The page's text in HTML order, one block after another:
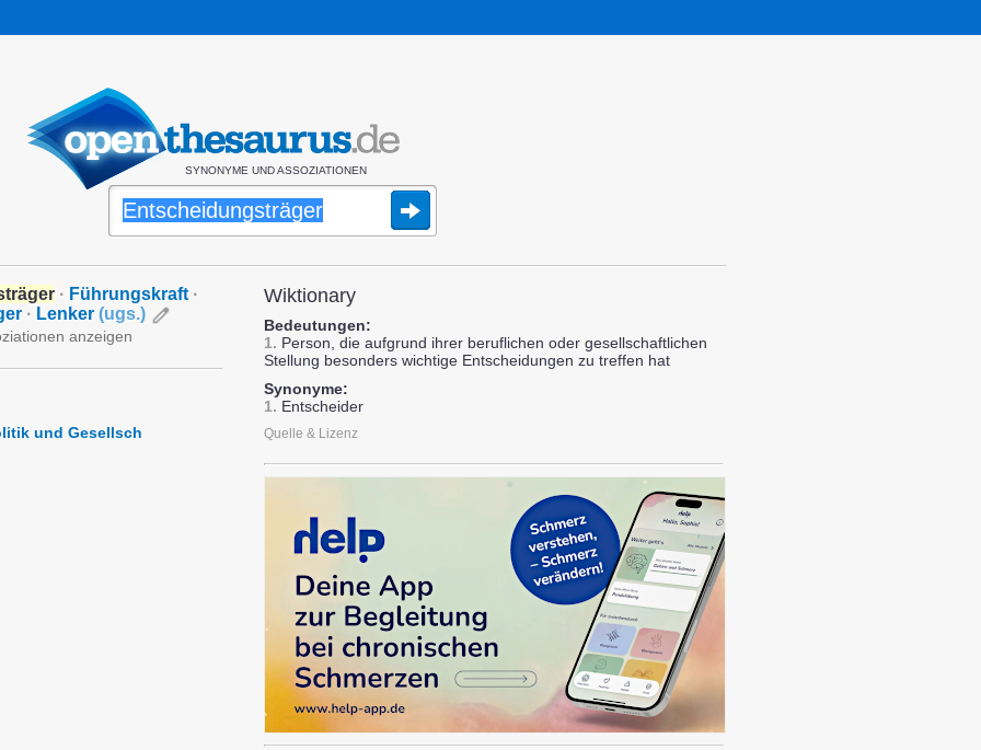
SYNONYME UND ASSOZIATIONEN
· Führungskraft ·
· Lenker (ugs.)
anzeigen
und Gesellsch
Wiktionary
Bedeutungen:
1. Person, die aufgrund ihrer beruflichen oder gesellschaftlichen
Stellung besonders wichtige Entscheidungen zu treffen hat
Synonyme:
1. Entscheider
Quelle & Lizenz